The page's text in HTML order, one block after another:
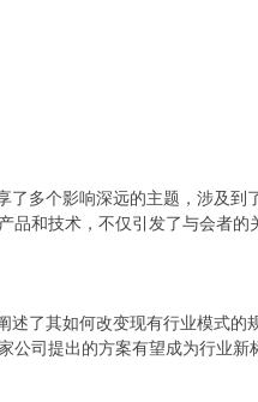
多个影响深远的主题，涉及到
品和技术，不仅引发了与会者的
了其如何改变现有行业模式的
司提出的方案有望成为行业新